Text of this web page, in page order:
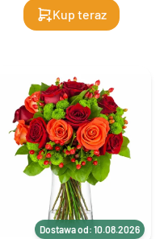
Kup teraz
Dostawa od: 10.08.2026